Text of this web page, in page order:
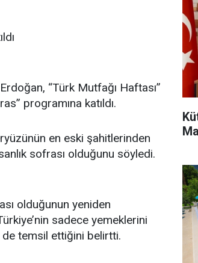
“Türk Mutfağı Haftası”
programına katıldı.
en eski şahitlerinden
sofrası olduğunu söyledi.
olduğunun yeniden
sadece yemeklerini
temsil ettiğini belirtti.